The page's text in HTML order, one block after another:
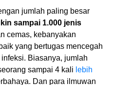
jumlah paling besar
sampai 1.000 jenis
cemas, kebanyakan
yang bertugas mencegah
Biasanya, jumlah
sampai 4 kali lebih
Dan para ilmuwan